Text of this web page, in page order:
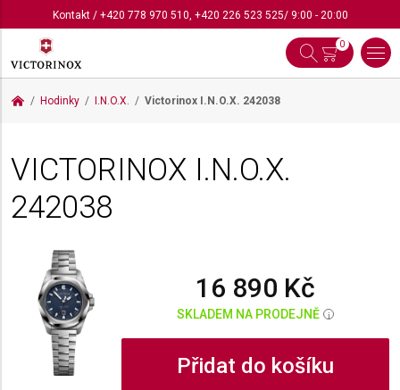
Kontakt/ +420 778 970 510, +420 226 523 525/ 9:00 - 20:00
0
Hodinky I.N.O.X. Victorinox I.N.O.X. 242038
VICTORINOX I.N.O.X.
242038
16 890 Kč
SKLADEM NA PRODEJNĚ i
Přidat do košíku